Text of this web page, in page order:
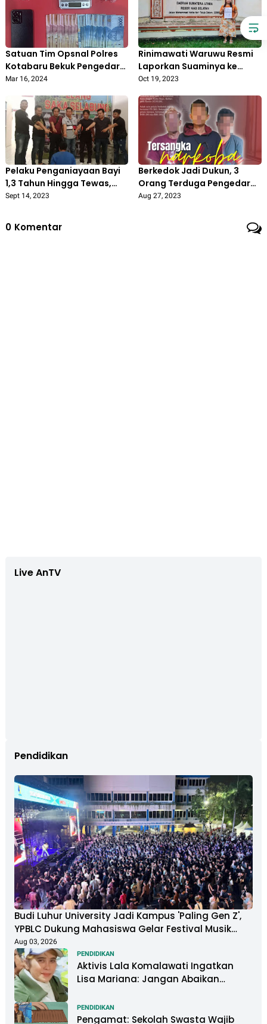
Satuan Tim Opsnal Polres
Kotabaru Bekuk Pengedar
Narkotika Jenis Sabu
Mar 16, 2024
Rinimawati Waruwu Resmi
Laporkan Suaminya ke
Polres Nias Selatan atas
Oct 19, 2023
Pelaku Penganiayaan Bayi
1,3 Tahun Hingga Tewas,
Ditangkap Polres OKU
Sept 14, 2023
Berkedok Jadi Dukun, 3
Orang Terduga Pengedar
Sabu di Tangkap Polisi
Aug 27, 2023
0 Komentar
Live AnTV
Pendidikan
Budi Luhur University Jadi Kampus 'Paling Gen Z',
YPBLC Dukung Mahasiswa Gelar Festival Musik
Berkapasitas Ribuan Penonton
Aug 03, 2026
PENDIDIKAN
Aktivis Lala Komalawati Ingatkan
Lisa Mariana: Jangan Abaikan
DNA
PENDIDIKAN
Pengamat: Sekolah Swasta Wajib